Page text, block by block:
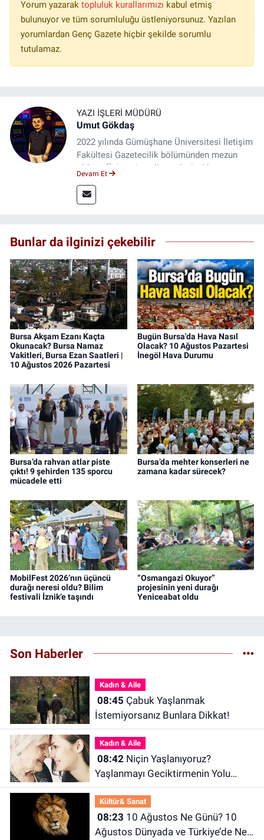
Yorum yazarak topluluk kurallarımızı kabul etmiş
bulunuyor ve tüm sorumluluğu üstleniyorsunuz. Yazılan
yorumlardan Genç Gazete hiçbir şekilde sorumlu
tutulamaz.
YAZI İŞLERI MÜDÜRÜ
Umut Gökdaş
2022 yılında Gümüşhane Üniversitesi İletişim
Fakültesi Gazetecilik bölümünden mezun
oldum. Üniversite yıllarımda 4 yıl boyunca
saha deneyimi kazandım. 2023 yılından beri
Genç Gazete'de okurlarımıza haber
Devam Et
Bunlar da ilginizi çekebilir
Bursa Akşam Ezanı Kaçta
Okunacak? Bursa Namaz
Vakitleri, Bursa Ezan Saatleri |
10 Ağustos 2026 Pazartesi
Bugün Bursa'da Hava Nasıl
Olacak? 10 Ağustos Pazartesi
İnegöl Hava Durumu
Bursa’da rahvan atlar piste
çıktı! 9 şehirden 135 sporcu
mücadele etti
Bursa’da mehter konserleri ne
zamana kadar sürecek?
MobilFest 2026’nın üçüncü
durağı neresi oldu? Bilim
festivali İznik’e taşındı
“Osmangazi Okuyor”
projesinin yeni durağı
Yeniceabat oldu
Son Haberler
Kadın & Aile
08:45
İstemiyorsanız Bunlara Dikkat!
Kadın & Aile
08:42Niçin Yaşlanıyoruz?
Yaşlanmayı Geciktirmenin Yolu
Nedir? Uzun Yaşamın Sırları
Kültür& Sanat
08:23
Ağustos Dünyada ve Türkiye’de Ne